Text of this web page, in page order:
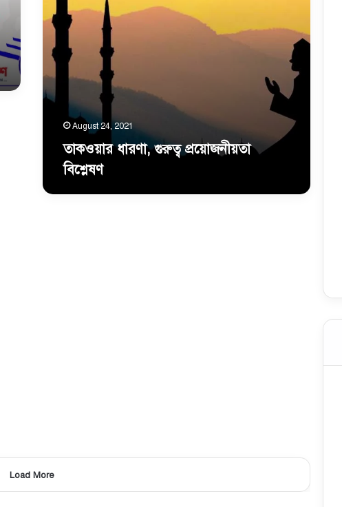
কর।
August 24, 2021
তাকওয়ার ধারণা, গুরুত্ব প্রয়ােজনীয়তা
বিশ্লেষণ
Load More